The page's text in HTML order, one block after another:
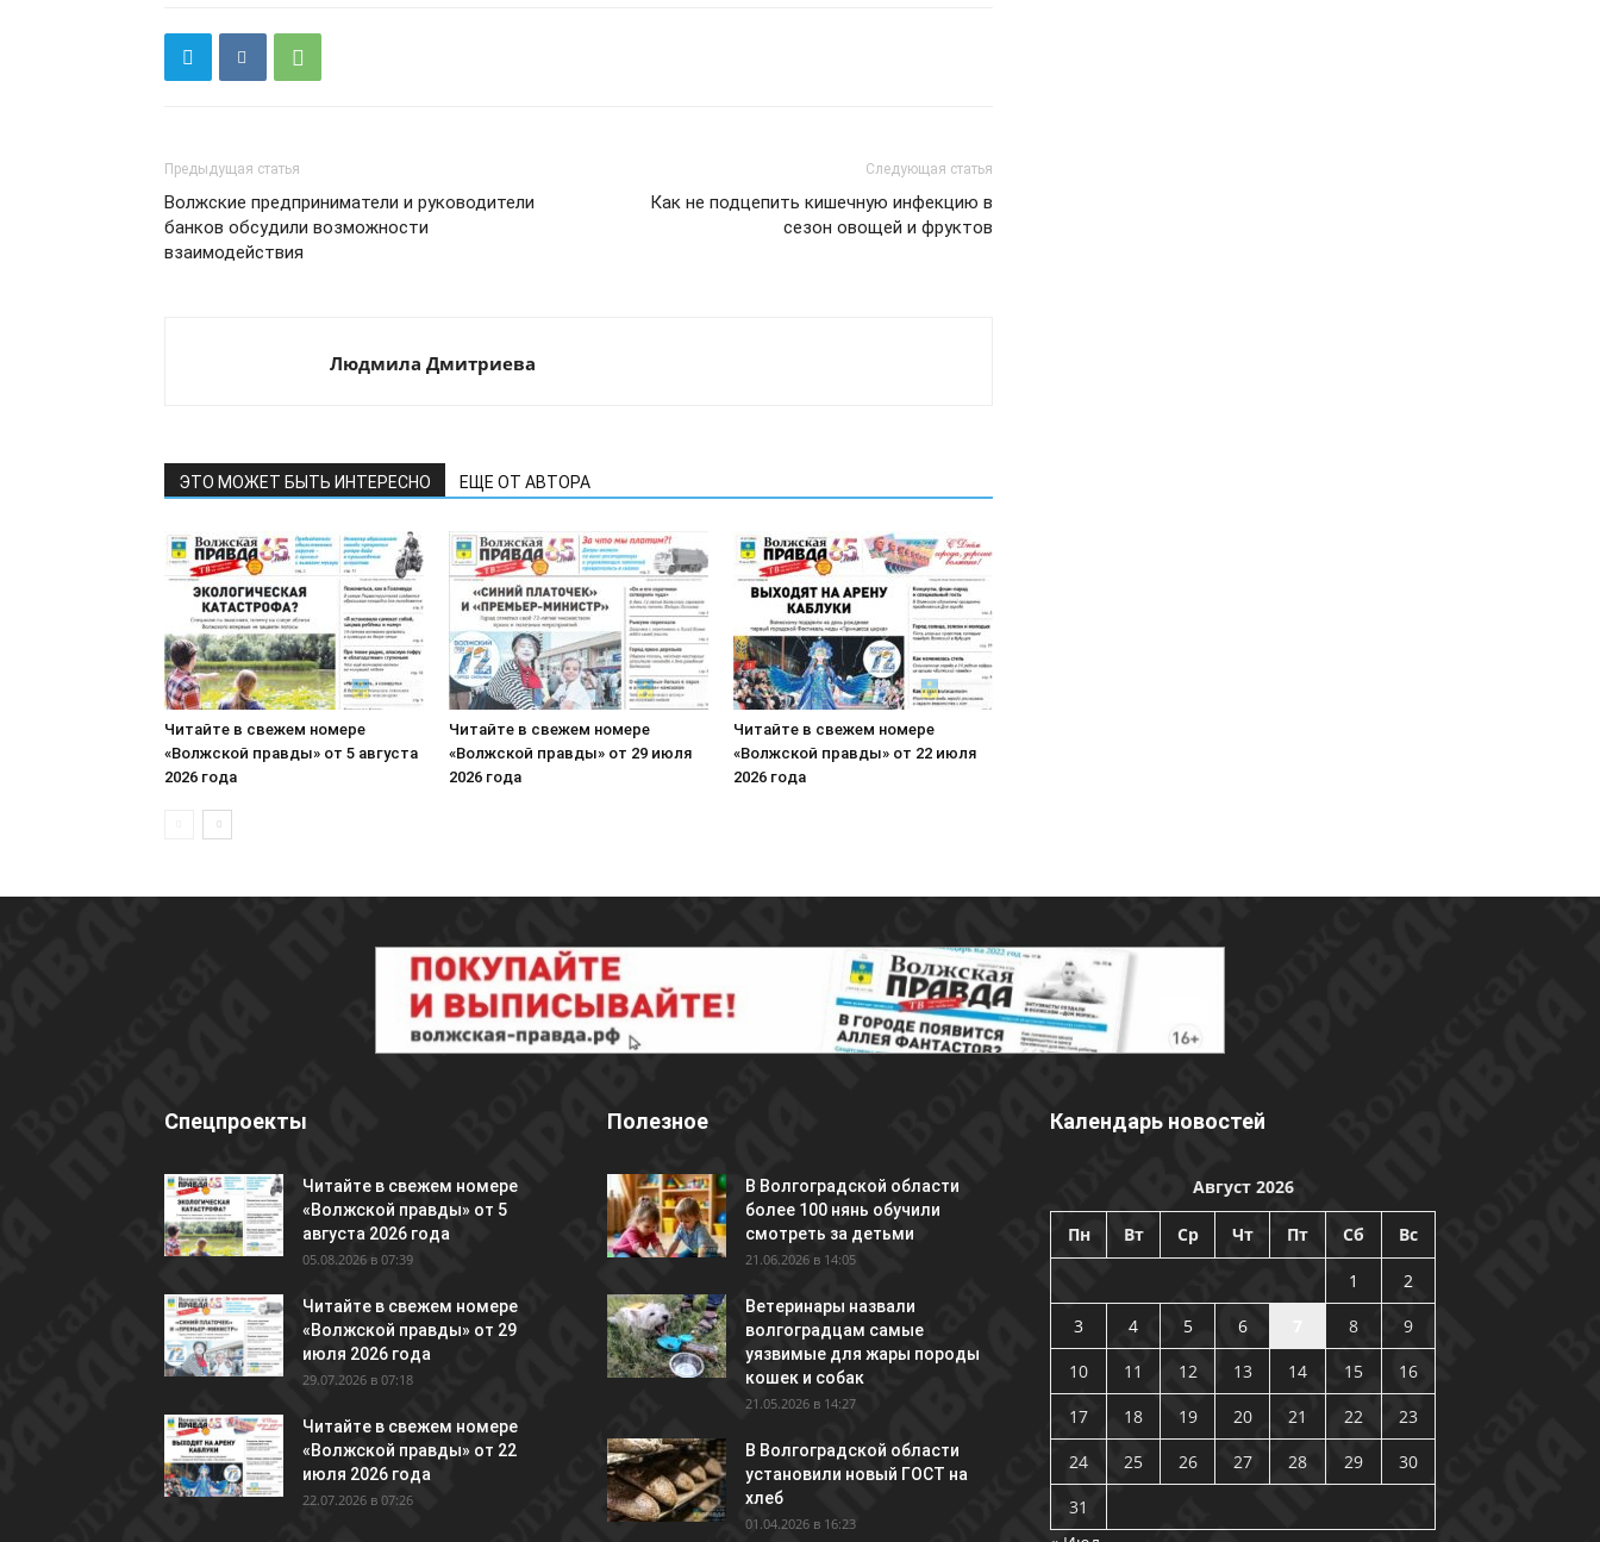
Предыдущая статья
Волжские предприниматели и руководители
банков обсудили возможности
взаимодействия
Следующая статья
Как не подцепить кишечную инфекцию в
сезон овощей и фруктов
Людмила Дмитриева
ЭТО МОЖЕТ БЫТЬ ИНТЕРЕСНО ЕЩЕ ОТ АВТОРА
Читайте в свежем номере
«Волжской правды» от 5 августа
2026 года
Читайте в свежем номере
«Волжской правды» от 29 июля
2026 года
Читайте в свежем номере
«Волжской правды» от 22 июля
2026 года
Спецпроекты
Читайте в свежем номере
«Волжской правды» от 5
августа 2026 года
05.08.2026 в 07:39
Читайте в свежем номере
«Волжской правды» от 29
июля 2026 года
29.07.2026 в 07:18
Читайте в свежем номере
«Волжской правды» от 22
июля 2026 года
22.07.2026 в 07:26
Полезное
В Волгоградской области
более 100 нянь обучили
смотреть за детьми
21.06.2026 в 14:05
Ветеринары назвали
волгоградцам самые
уязвимые для жары породы
кошек и собак
21.05.2026 в 14:27
В Волгоградской области
установили новый ГОСТ на
хлеб
01.04.2026 в 16:23
Календарь новостей
Август 2026
Пн Вт Ср Чт Пт Сб Вс
1
2
3
4 5 6 8
9
10
11 12 13 14 15
16
17
18 19 20 21 22
23
24
25 26 27 28 29
30
31